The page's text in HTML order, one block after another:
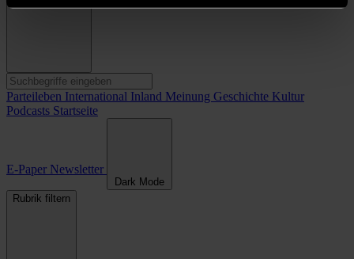
Parteileben International Inland Meinung Geschichte Kultur
Podcasts Startseite
E-Paper Newsletter
Dark Mode
Rubrik filtern